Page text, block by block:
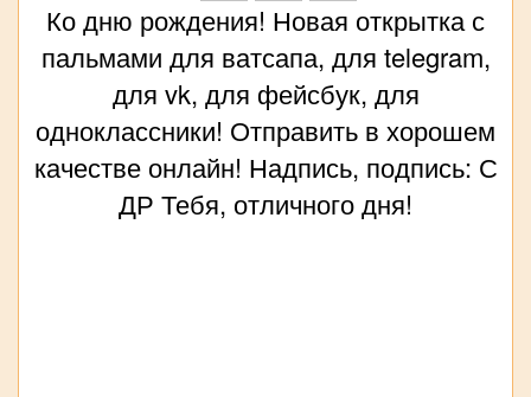
Ко дню рождения! Новая открытка с
пальмами для ватсапа, для telegram,
для vk, для фейсбук, для
одноклассники! Отправить в хорошем
качестве онлайн! Надпись, подпись: С
ДР Тебя, отличного дня!